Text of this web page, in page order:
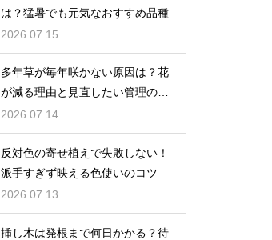
は？猛暑でも元気なおすすめ品種
2026.07.15
多年草が毎年咲かない原因は？花
が減る理由と見直したい管理のコ
ツ
2026.07.14
反対色の寄せ植えで失敗しない！
派手すぎず映える色使いのコツ
2026.07.13
挿し木は発根まで何日かかる？待